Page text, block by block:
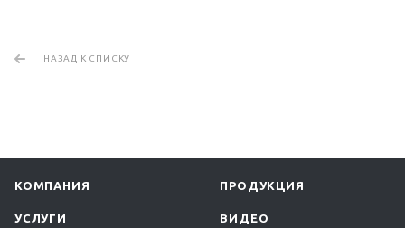
НАЗАД К СПИСКУ
КОМПАНИЯ ПРОДУКЦИЯ
УСЛУГИ ВИДЕО